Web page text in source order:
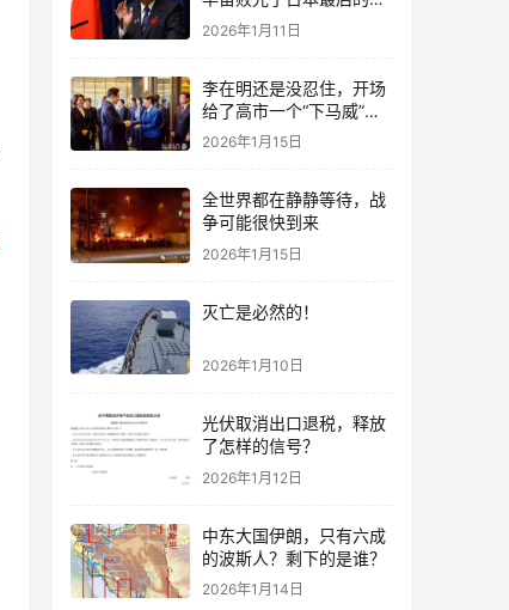
运
2026年1月11日
李在明还是没忍住，开场
给了高市一个“下马威”，
还特意提到中国
2026年1月15日
全世界都在静静等待，战
争可能很快到来
2026年1月15日
灭亡是必然的！
2026年1月10日
光伏取消出口退税，释放
了怎样的信号？
2026年1月12日
中东大国伊朗，只有六成
的波斯人？剩下的是谁？
2026年1月14日